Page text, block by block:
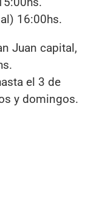
16:00hs.
Juan capital,
el 3 de
y domingos.